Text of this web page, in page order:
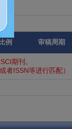
例 审稿周期
期刊。
者ISSN等进行匹配）